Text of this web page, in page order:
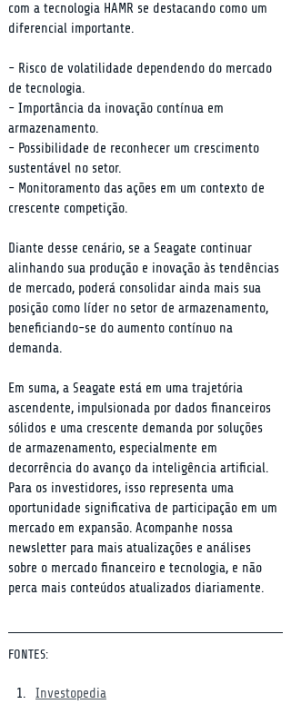
com a tecnologia HAMR se destacando como um
diferencial importante.
- Risco de volatilidade dependendo do mercado
de tecnologia.
- Importância da inovação contínua em
armazenamento.
- Possibilidade de reconhecer um crescimento
sustentável no setor.
- Monitoramento das ações em um contexto de
crescente competição.
Diante desse cenário, se a Seagate continuar
alinhando sua produção e inovação às tendências
de mercado, poderá consolidar ainda mais sua
posição como líder no setor de armazenamento,
beneficiando-se do aumento contínuo na
demanda.
Em suma, a Seagate está em uma trajetória
ascendente, impulsionada por dados financeiros
sólidos e uma crescente demanda por soluções
de armazenamento, especialmente em
decorrência do avanço da inteligência artificial.
Para os investidores, isso representa uma
oportunidade significativa de participação em um
mercado em expansão. Acompanhe nossa
newsletter para mais atualizações e análises
sobre o mercado financeiro e tecnologia, e não
perca mais conteúdos atualizados diariamente.
FONTES:
Investopedia